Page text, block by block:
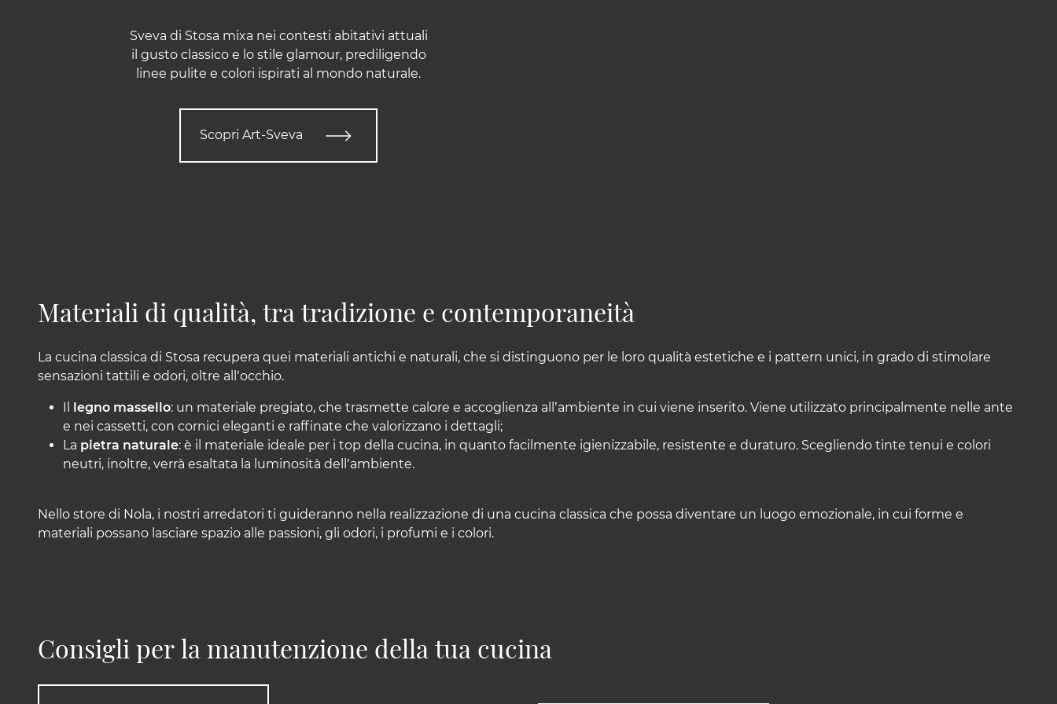
Sveva di Stosa mixa nei contesti abitativi attuali
il gusto classico e lo stile glamour, prediligendo
linee pulite e colori ispirati al mondo naturale.
Scopri Art-Sveva
Materiali di qualità, tra tradizione e contemporaneità
La cucina classica di Stosa recupera quei materiali antichi e naturali, che si distinguono per le loro qualità estetiche e i pattern unici, in grado di stimolare
sensazioni tattili e odori, oltre all’occhio.
legno massello: un materiale pregiato, che trasmette calore e accoglienza all’ambiente in cui viene inserito. Viene utilizzato principalmente nelle ante
e nei cassetti, con cornici eleganti e raffinate che valorizzano i dettagli;
La pietra naturale: è il materiale ideale per i top della cucina, in quanto facilmente igienizzabile, resistente e duraturo. Scegliendo tinte tenui e colori
neutri, inoltre, verrà esaltata la luminosità dell’ambiente.
Nello store di Nola, i nostri arredatori ti guideranno nella realizzazione di una cucina classica che possa diventare un luogo emozionale, in cui forme e
materiali possano lasciare spazio alle passioni, gli odori, i profumi e i colori.
Consigli per la manutenzione della tua cucina